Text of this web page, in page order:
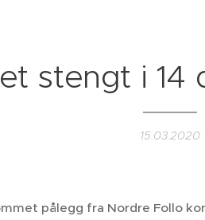
stengt i 14
15.03.2020
pålegg fra Nordre Follo